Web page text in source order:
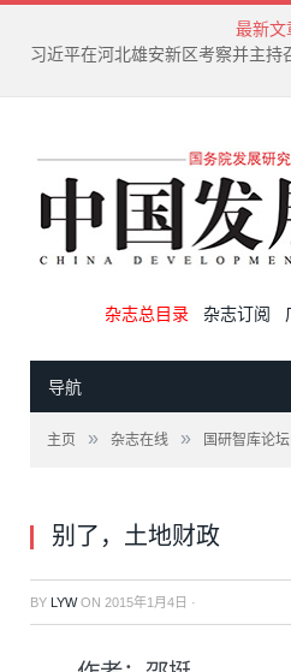
最新文
新兴产业废弃物循环
杂志总目录 杂志订阅
导航
主页 » 杂志在线 » 国研智库论坛
别了，土地财政
BY LYWON 2015年1月4日 ·